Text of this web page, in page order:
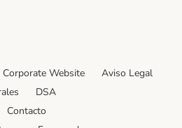
Corporate Website
Aviso Legal
DSA
Contacto